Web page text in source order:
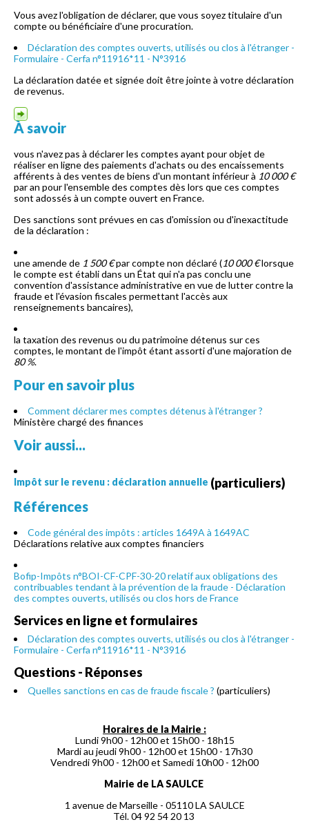
Vous avez l'obligation de déclarer, que vous soyez titulaire d'un
compte ou bénéficiaire d'une procuration.
Déclaration des comptes ouverts, utilisés ou clos à l'étranger -
Formulaire - Cerfa n°11916*11 - N°3916
La déclaration datée et signée doit être jointe à votre déclaration
de revenus.
À savoir
vous n'avez pas à déclarer les comptes ayant pour objet de
réaliser en ligne des paiements d'achats ou des encaissements
afférents à des ventes de biens d'un montant inférieur à 10 000 €
par an pour l'ensemble des comptes dès lors que ces comptes
sont adossés à un compte ouvert en France.
Des sanctions sont prévues en cas d'omission ou d'inexactitude
de la déclaration :
une amende de 1 500 €par compte non déclaré (10 000 €lorsque
le compte est établi dans un État qui n'a pas conclu une
convention d'assistance administrative en vue de lutter contre la
fraude et l'évasion fiscales permettant l'accès aux
renseignements bancaires),
la taxation des revenus ou du patrimoine détenus sur ces
comptes, le montant de l'impôt étant assorti d'une majoration de
80 %.
Pour en savoir plus
Comment déclarer mes comptes détenus à l'étranger ?
Ministère chargé des finances
Voir aussi...
Impôt sur le revenu : déclaration annuelle (particuliers)
Références
Code général des impôts : articles 1649A à 1649AC
Déclarations relative aux comptes financiers
Bofip-Impôts n°BOI-CF-CPF-30-20 relatif aux obligations des
contribuables tendant à la prévention de la fraude - Déclaration
des comptes ouverts, utilisés ou clos hors de France
Services en ligne et formulaires
Déclaration des comptes ouverts, utilisés ou clos à l'étranger -
Formulaire - Cerfa n°11916*11 - N°3916
Questions - Réponses
Quelles sanctions en cas de fraude fiscale ? (particuliers)
Horaires de la Mairie :
Lundi 9h00 - 12h00 et 15h00 - 18h15
Mardi au jeudi 9h00 - 12h00 et 15h00 - 17h30
Vendredi 9h00 - 12h00 et Samedi 10h00 - 12h00
Mairie de LA SAULCE
1 avenue de Marseille - 05110 LA SAULCE
Tél. 04 92 54 20 13